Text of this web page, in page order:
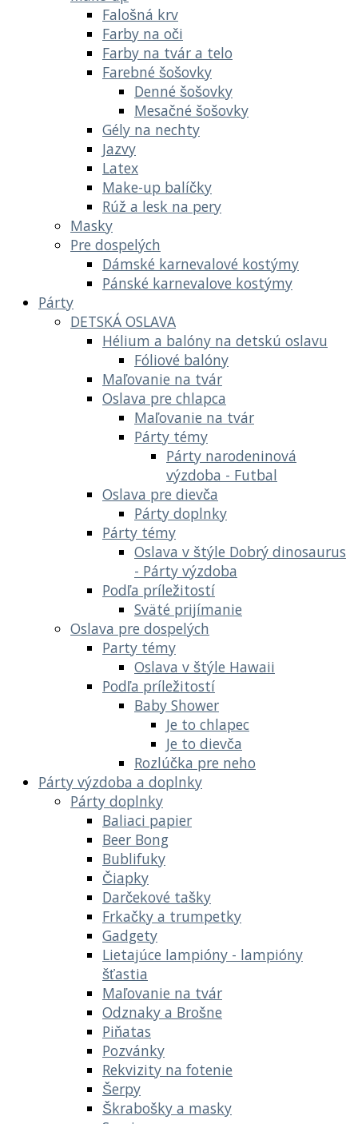
Falošná krv
Farby na oči
Farby na tvár a telo
Farebné šošovky
Denné šošovky
Mesačné šošovky
Gély na nechty
Jazvy
Latex
Make-up balíčky
Rúž a lesk na pery
Masky
Pre dospelých
Dámské karnevalové kostýmy
Pánské karnevalove kostýmy
Párty
DETSKÁ OSLAVA
Hélium a balóny na detskú oslavu
Fóliové balóny
Maľovanie na tvár
Oslava pre chlapca
Maľovanie na tvár
Párty témy
Párty narodeninová
výzdoba - Futbal
Oslava pre dievča
Párty doplnky
Párty témy
Oslava v štýle Dobrý dinosaurus
- Párty výzdoba
Podľa príležitostí
Sväté prijímanie
Oslava pre dospelých
Party témy
Oslava v štýle Hawaii
Podľa príležitostí
Baby Shower
Je to chlapec
Je to dievča
Rozlúčka pre neho
Párty výzdoba a doplnky
Párty doplnky
Baliaci papier
Beer Bong
Bublifuky
Čiapky
Darčekové tašky
Frkačky a trumpetky
Gadgety
Lietajúce lampióny - lampióny
šťastia
Maľovanie na tvár
Odznaky a Brošne
Piňatas
Pozvánky
Rekvizity na fotenie
Šerpy
Škrabošky a masky